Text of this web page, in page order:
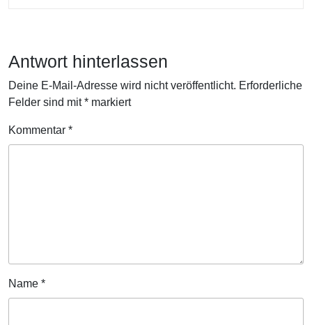
Antwort hinterlassen
Deine E-Mail-Adresse wird nicht veröffentlicht. Erforderliche
Felder sind mit* markiert
Kommentar *
Name *